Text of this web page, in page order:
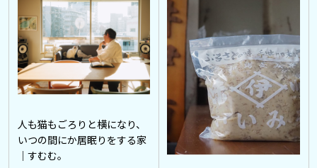
人も猫もごろりと横になり、
いつの間にか居眠りをする家
｜すむむ。